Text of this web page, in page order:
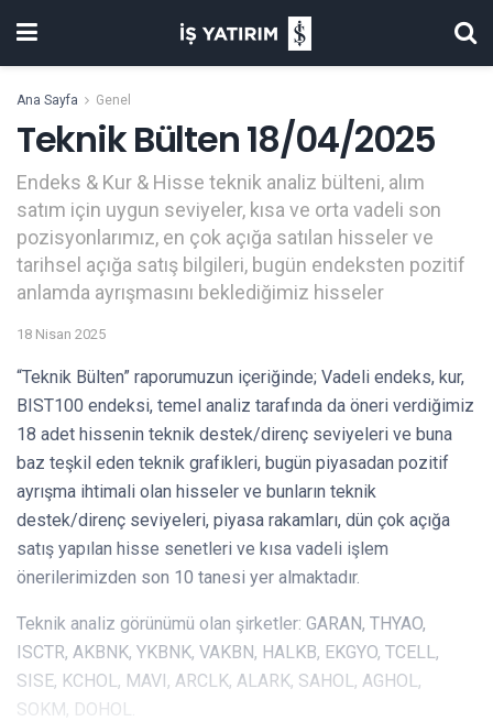
Ana Sayfa Genel
Teknik Bülten 18/04/2025
Endeks & Kur & Hisse teknik analiz bülteni, alım
satım için uygun seviyeler, kısa ve orta vadeli son
pozisyonlarımız, en çok açığa satılan hisseler ve
tarihsel açığa satış bilgileri, bugün endeksten pozitif
anlamda ayrışmasını beklediğimiz hisseler
18 Nisan 2025
“Teknik Bülten” raporumuzun içeriğinde; Vadeli endeks, kur,
BIST100 endeksi, temel analiz tarafında da öneri verdiğimiz
18 adet hissenin teknik destek/direnç seviyeleri ve buna
baz teşkil eden teknik grafikleri, bugün piyasadan pozitif
ayrışma ihtimali olan hisseler ve bunların teknik
destek/direnç seviyeleri, piyasa rakamları, dün çok açığa
satış yapılan hisse senetleri ve kısa vadeli işlem
önerilerimizden son 10 tanesi yer almaktadır.
Teknik analiz görünümü olan şirketler: GARAN, THYAO,
ISCTR, AKBNK, YKBNK, VAKBN, HALKB, EKGYO, TCELL,
SISE, KCHOL, MAVI, ARCLK, ALARK, SAHOL, AGHOL,
SOKM, DOHOL.